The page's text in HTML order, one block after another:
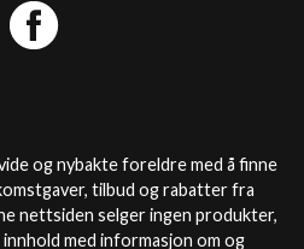
og nybakte foreldre med å finne
tilbud og rabatter fra
nettsiden selger ingen produkter,
med informasjon om og